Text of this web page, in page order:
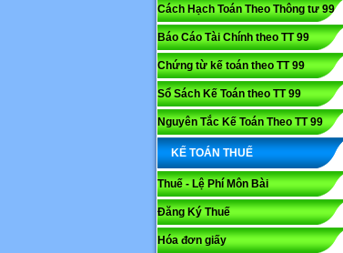
Cách Hạch Toán Theo Thông tư 99
Báo Cáo Tài Chính theo TT 99
Chứng từ kế toán theo TT 99
Sổ Sách Kế Toán theo TT 99
Nguyên Tắc Kế Toán Theo TT 99
KẾ TOÁN THUẾ
Thuế - Lệ Phí Môn Bài
Đăng Ký Thuế
Hóa đơn giấy